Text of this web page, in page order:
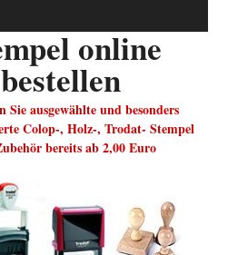
online
bestellen
Sie ausgewählte und besonders
Colop-, Holz-, Trodat- Stempel
bereits ab 2,00 Euro